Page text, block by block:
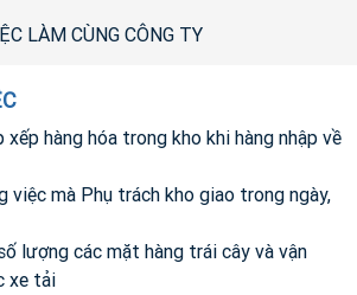
LÀM CÙNG CÔNG TY
xếp hàng hóa trong kho khi hàng nhập về
việc mà Phụ trách kho giao trong ngày,
lượng các mặt hàng trái cây và vận
xe tải